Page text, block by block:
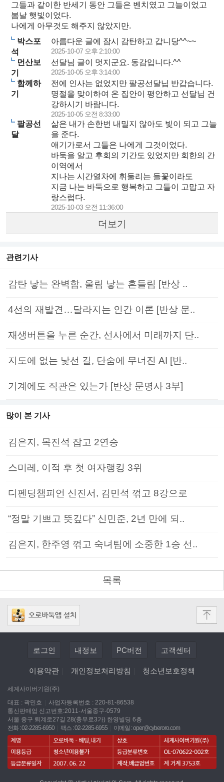
그들과 같이한 반세기 동안 그들은 벤치였고 그늘이었고
봄날 햇빛이었다.
나에게 아무것도 해주지 않았지만.
박스포
석
아름다운 글에 잠시 감탄하고 갑니당^^~~
2025-10-07 오후 2:10:00
먼산보
기
선달님 글이 멋지군요. 동감입니다.^^
2025-10-05 오후 3:14:00
함께하
기
전에 인사는 없었지만 팔공선달닙 반갑습니다.
명절을 맞이하여 온 집안이 평안하고 선달님 건
강하시기 바람니다.
2025-10-05 오전 8:33:00
팔공선
달
삶은 내가 손한번 내밀지 않아도 빛이 되고 그늘
을 준다.
애기가로서 그들은 나에게 그것이었다.
바둑을 알고 후회의 기간도 있었지만 회한의 간
이역에서
지나는 시간열차에 휘둘리는 들꽃이라도
지금 나는 바둑으로 행복하고 그들이 고맙고 자
랑스럽다.
2025-10-03 오전 11:36:00
더보기
관련기사
감탄 낳는 완벽함, 울림 낳는 흔들림 [반상 ..
4선의 재발견…달라지는 인간 이론 [반상 문..
재생버튼을 누른 순간, 선사에서 미래까지 단..
지도에 없는 낯선 길, 단숨에 무너진 AI [반..
기계에도 직관은 있는가 [반상 문명사 3부]
많이 본 기사
김은지, 목진석 잡고 2연승
스미레, 이적 후 첫 여자랭킹 3위
디펜딩챔피언 신진서, 김민석 꺾고 8강으로
“정말 기쁘고 뜻깊다” 신민준, 2년 만에 되..
김은지, 한주영 꺾고 숙녀팀에 소중한 1승 선..
목록
로그인 내정보 PC버전 고객센터
이용약관 개인정보처리방침 청소년보호정책
세계사이버기원(주)
대표 : 곽민호
사업자등록번호 : 220-81-86538
통신판매업 신고번호:2011-서울중구-0579
서울 중구 퇴계로27길 28(충무로3가) 한영빌딩 6층
전화 : 02-2285-6950
팩스 : 02-2285-6955 이메일 :oper@cyberoro.com